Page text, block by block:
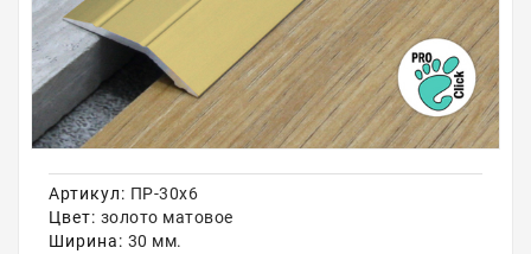
Оплата
Доставка
Самовывоз
Акции
Артикул: ПР-30х6
Цвет: золото матовое
Ширина: 30 мм.